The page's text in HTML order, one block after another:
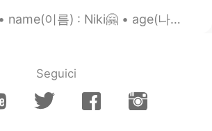
• age(나이) : 19 • where are you from?(출생지) : Cyprus • height (키) : 16...
Seguici